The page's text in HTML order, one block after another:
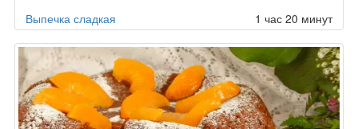
Выпечка сладкая 1 час 20 минут